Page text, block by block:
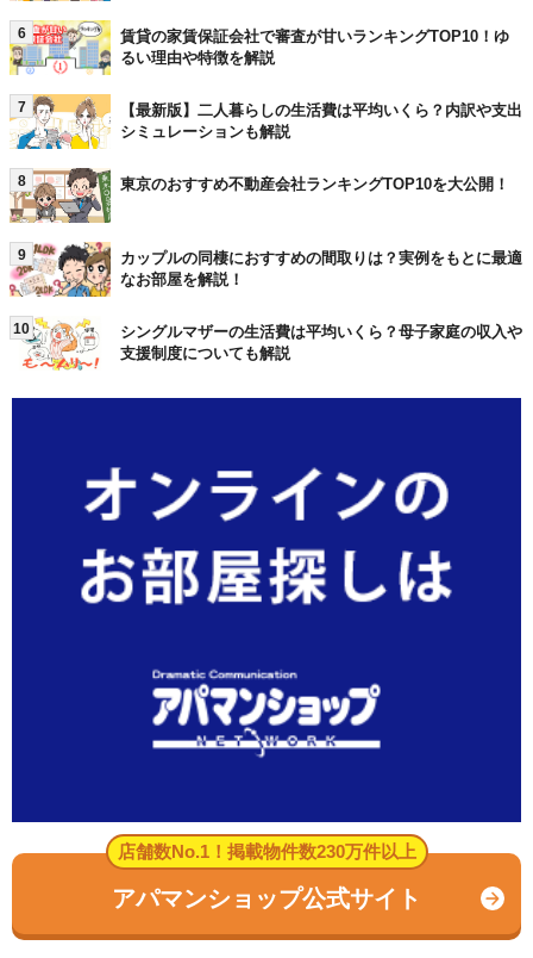
6
賃貸の家賃保証会社で審査が甘いランキングTOP10！ゆ
るい理由や特徴を解説
7
【最新版】二人暮らしの生活費は平均いくら？内訳や支出
シミュレーションも解説
8 東京のおすすめ不動産会社ランキングTOP10を大公開！
9
カップルの同棲におすすめの間取りは？実例をもとに最適
なお部屋を解説！
10
シングルマザーの生活費は平均いくら？母子家庭の収入や
支援制度についても解説
店舗数No.1！掲載物件数230万件以上
アパマンショップ公式サイト